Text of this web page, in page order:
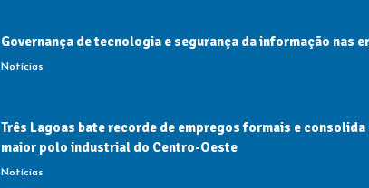
Governança de tecnologia e segurança da informação nas
Notícias
Três Lagoas bate recorde de empregos formais e
maior polo industrial do Centro-Oeste
Notícias